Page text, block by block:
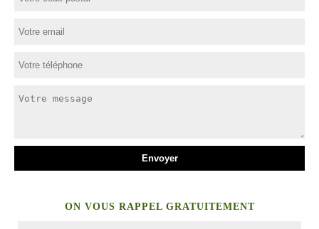
ON VOUS RAPPEL GRATUITEMENT